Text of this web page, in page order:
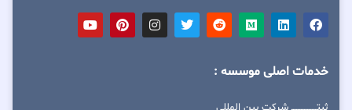
خدمات اصلی موسسه :